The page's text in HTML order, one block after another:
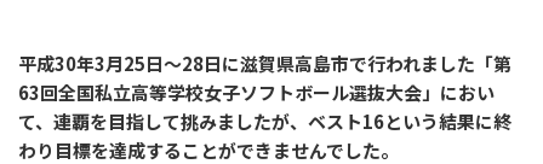
平成30年3月25日～28日に滋賀県高島市で行われました「第
63回全国私立高等学校女子ソフトボール選抜大会」におい
て、連覇を目指して挑みましたが、ベスト16という結果に終
わり目標を達成することができませんでした。